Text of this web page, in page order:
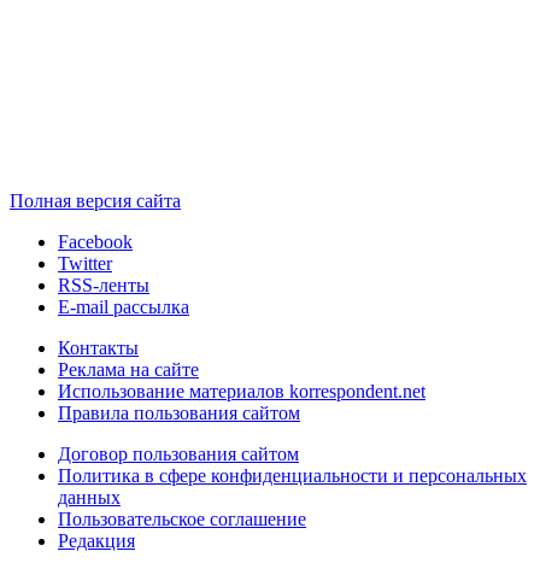
Полная версия сайта
Facebook
Twitter
RSS-ленты
E-mail рассылка
Контакты
Реклама на сайте
Использование материалов korrespondent.net
Правила пользования сайтом
Договор пользования сайтом
Политика в сфере конфиденциальности и персональных
данных
Пользовательское соглашение
Редакция